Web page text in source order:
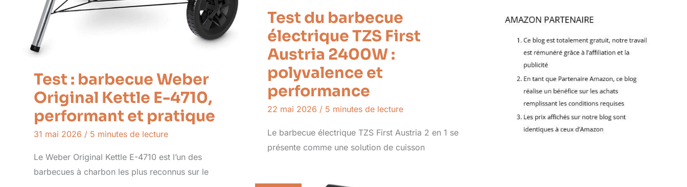
Test : barbecue Weber
Original Kettle E-4710,
performant et pratique
31 mai 2026 / 5 minutes de lecture
Le Weber Original Kettle E-4710 est l’un des
barbecues à charbon les plus reconnus sur le
Test du barbecue
électrique TZS First
Austria 2400W :
polyvalence et
performance
22 mai 2026 / 5 minutes de lecture
Le barbecue électrique TZS First Austria 2 en 1 se
présente comme une solution de cuisson